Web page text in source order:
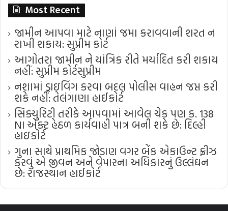
Most Recent
જામીન આપવા માટે નાણાં જમા કરાવવાની શરત ન
રાખી શકાય: સુપ્રીમ કોર્ટ
આગોતરા જામીન ને યાંત્રિક રીતે મર્યાદિત કરી શકાય
નહીં: સુપ્રીમ કોર્ટ​સુપ્રીમ
નશામાં ડ્રાઇવિંગ કરવા બદલ પોલીસ વાહન જપ્ત કરી
શકે નહીં: તેલંગાણા હાઈકોર્ટ
સિક્યુરિટી તરીકે આપવામાં આવેલ ચેક પણ ક. 138
NI એક્ટ હેઠળ કાર્યવાહી પાત્ર બની શકે છે: દિલ્હી
હાઇકોર્ટ
ગુના સાથે પ્રાથમિક જોડાણ વગર બેંક એકાઉન્ટ ફ્રીઝ
કરવું એ જીવન અને વેપારના અધિકારનું ઉલ્લંઘન
છે: રાજસ્થાન હાઈકોર્ટ